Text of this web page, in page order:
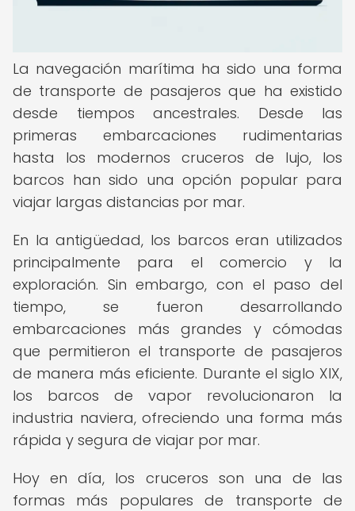
La navegación marítima ha sido una forma
de transporte de pasajeros que ha existido
desde tiempos ancestrales. Desde las
primeras embarcaciones rudimentarias
hasta los modernos cruceros de lujo, los
barcos han sido una opción popular para
viajar largas distancias por mar.
En la antigüedad, los barcos eran utilizados
principalmente para el comercio y la
exploración. Sin embargo, con el paso del
tiempo, se fueron desarrollando
embarcaciones más grandes y cómodas
que permitieron el transporte de pasajeros
de manera más eficiente. Durante el siglo XIX,
los barcos de vapor revolucionaron la
industria naviera, ofreciendo una forma más
rápida y segura de viajar por mar.
Hoy en día, los cruceros son una de las
formas más populares de transporte de